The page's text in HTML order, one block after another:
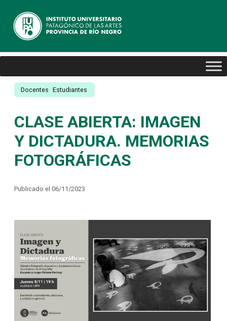
Docentes Estudiantes
CLASE ABIERTA: IMAGEN
Y DICTADURA. MEMORIAS
FOTOGRÁFICAS
Publicado el 06/11/2023